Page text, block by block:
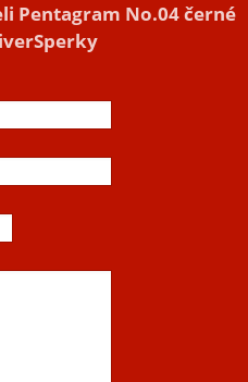
Pentagram No.04 černé